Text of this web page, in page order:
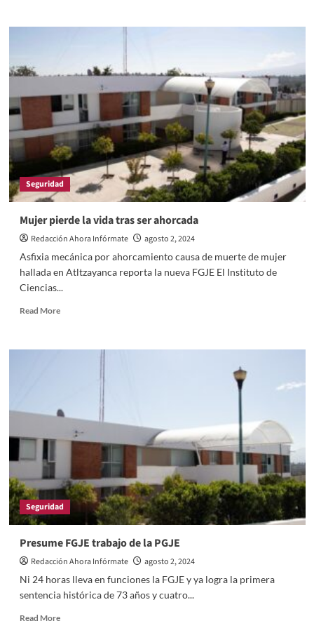
Debuta
un
multihomicidio…
Seguridad
Mujer pierde la vida tras ser ahorcada
Redacción Ahora Infórmate
agosto 2, 2024
Asfixia mecánica por ahorcamiento causa de muerte de mujer
hallada en Atltzayanca reporta la nueva FGJE El Instituto de
Ciencias...
Read MoreRead
Mujer
ser
ahorcada
Seguridad
Presume FGJE trabajo de la PGJE
Redacción Ahora Infórmate
agosto 2, 2024
Ni 24 horas lleva en funciones la FGJE y ya logra la primera
sentencia histórica de 73 años y cuatro...
Read MoreRead